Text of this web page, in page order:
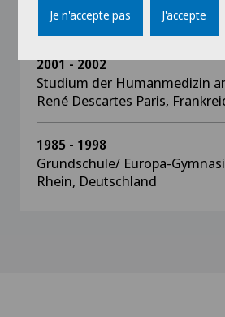
Deutschland
2001 - 2002
Studium der Humanmedizin
René Descartes Paris,
1985 - 1998
Grundschule/ Europa-
Rhein, Deutschland
Je n'accepte pas J'accepte